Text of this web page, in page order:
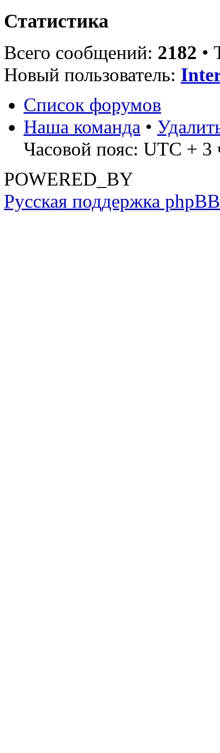
Статистика
Всего сообщений: 2182 •
Новый пользователь:
Список форумов
Наша команда •
Часовой пояс: UTC + 3
POWERED_BY
Русская поддержка phpBB